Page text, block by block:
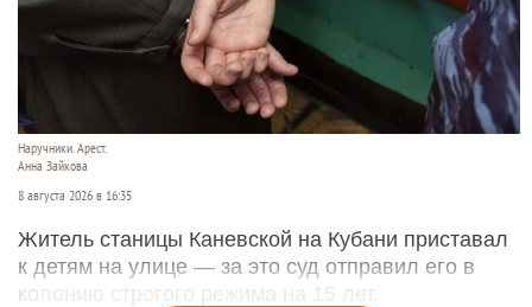
Наручники. Арест.
Анна Зайкова
8 августа 2026 в 16:35
Житель станицы Каневской на Кубани приставал
к детям на улице — за это суд отправил его в
колонию строгого режима на 15 лет.